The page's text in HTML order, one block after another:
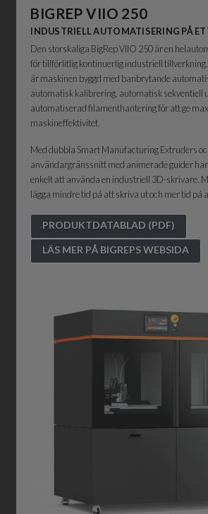
BIGREPVIIO 250
INDUSTRIELL AUTOMATISERING PÅ
Den storskaliga BigRep VIIO 250 är en
för tillförlitlig kontinuerlig industriell
är maskinen byggd med banbrytande
automatisk kalibrering, automatisk sekventiell
automatiserad filamenthantering för att ge
maskineffektivitet.
Med dubbla Smart Manufacturing Extruders
användargränssnitt med animerade guider
enkelt att använda en industriell 3D-skrivare.
lägga mindre tid på att skriva ut och mer tid på
PRODUKTDATABLAD (PDF)
LÄS MER PÅ BIGREPS WEBSIDA